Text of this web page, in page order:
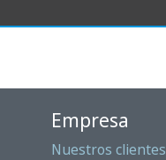
Empresa
Nuestros clientes